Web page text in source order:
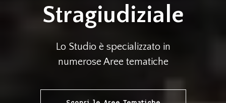
Stragiudiziale
Lo Studio è specializzato in
numerose Aree tematiche